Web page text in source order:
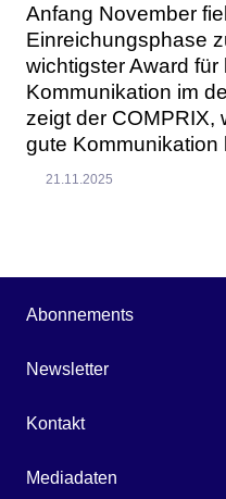
Anfang November
Einreichungsphase
wichtigster Award
Kommunikation im
zeigt der COMPRIX,
gute Kommunikation
21.11.2025
Abonnements
Newsletter
Kontakt
Mediadaten